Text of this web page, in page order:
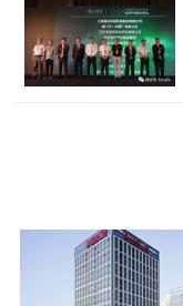
两者之间通过以太
联，一台监控主机
从监控主机上获取
只能接6台，超过的